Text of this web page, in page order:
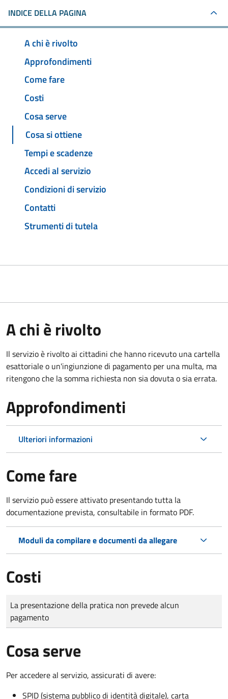
INDICE DELLA PAGINA
A chi è rivolto
Approfondimenti
Come fare
Costi
Cosa serve
Cosa si ottiene
Tempi e scadenze
Accedi al servizio
Condizioni di servizio
Contatti
Strumenti di tutela
A chi è rivolto
Il servizio è rivolto ai cittadini che hanno ricevuto una cartella
esattoriale o un'ingiunzione di pagamento per una multa, ma
ritengono che la somma richiesta non sia dovuta o sia errata.
Approfondimenti
Ulteriori informazioni
Come fare
Il servizio può essere attivato presentando tutta la
documentazione prevista, consultabile in formato PDF.
Moduli da compilare e documenti da allegare
Costi
Tipo di pagamento
Importo
La presentazione della pratica non prevede alcun
pagamento
Cosa serve
Per accedere al servizio, assicurati di avere:
SPID (sistema pubblico di identità digitale), carta